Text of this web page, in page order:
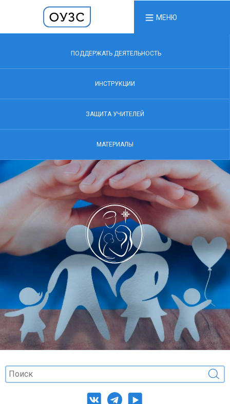
МЕНЮ
ПОДДЕРЖАТЬ ДЕЯТЕЛЬНОСТЬ
ИНСТРУКЦИИ
ЗАЩИТА УЧИТЕЛЕЙ
МАТЕРИАЛЫ